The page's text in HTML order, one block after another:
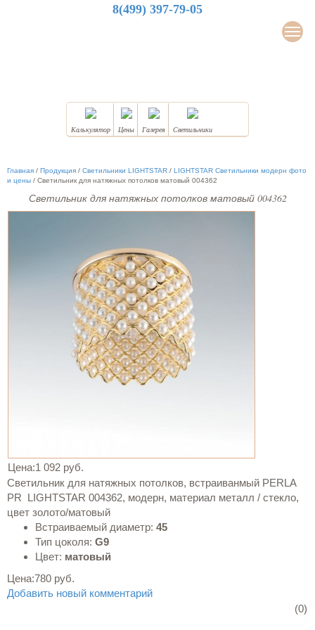
8(499) 397-79-05
Калькулятор Цены Галерея Светильники
Главная / Продукция / Светильники LIGHTSTAR / LIGHTSTAR Светильники модерн фото
и цены / Светильник для натяжных потолков матовый 004362
Светильник для натяжных потолков матовый 004362
Цена:1 092 руб.
Светильник для натяжных потолков, встраиванмый PERLA
PR LIGHTSTAR 004362, модерн, материал металл / стекло,
цвет золото/матовый
Встраиваемый диаметр: 45
Тип цоколя: G9
Цвет: матовый
Цена:780 руб.
Добавить новый комментарий
(0)